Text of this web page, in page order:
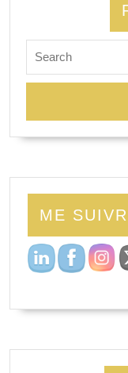
for:
ME